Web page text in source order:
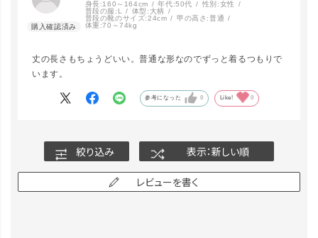
在庫なし
LINEで再入荷
身長:160～164cm 年代:50代 性別:女性
普段の服: L 体型: 大柄
普段の靴のサイズ:24cm 甲の高さ:普通
体重:70～74kg
丈の長さもちょうどいい。普通な形なのでずっと着るつもりで
います。
参考になった 0 Like! 0
絞り込み 表示：新しい順
レビューを書く